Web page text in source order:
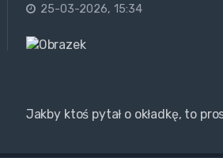
25-03-2026, 15:34
Jakby ktoś pytał o okładkę, to